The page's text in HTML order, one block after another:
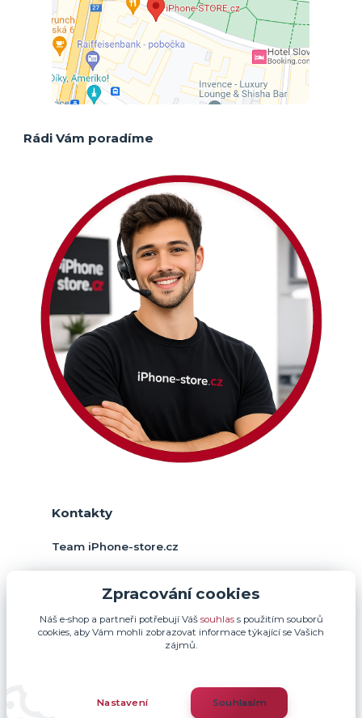
Rádi Vám poradíme
Kontakty
Team iPhone-store.cz
(Po-Pá, 9-17 hod.)
info@iphone-store.cz
Zpracování cookies
Náš e-shop a partneři potřebují Váš souhlass použitím souborů
cookies, aby Vám mohli zobrazovat informace týkající se Vašich
zájmů.
Nastavení Souhlasím